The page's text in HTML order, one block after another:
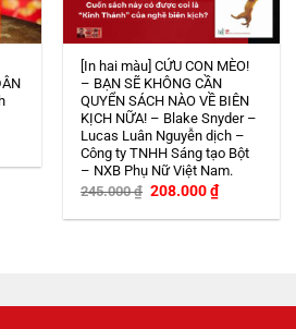
[In hai màu] CỨU CON MÈO!
– BẠN SẼ KHÔNG CẦN
QUYỂN SÁCH NÀO VỀ BIÊN
KỊCH NỮA! – Blake Snyder –
Lucas Luân Nguyễn dịch –
Công ty TNHH Sáng tạo Bột
– NXB Phụ Nữ Việt Nam.
245.000₫ Giá
là:
208.000₫Giá
hiện
tại